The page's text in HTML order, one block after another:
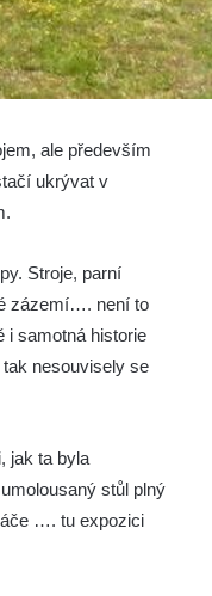
ale především
ukrývat v
Stroje, parní
zázemí…. není to
i samotná historie
nesouvisely se
jak ta byla
stůl plný
…. tu expozici